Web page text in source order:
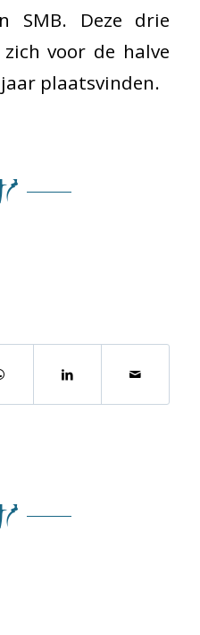
SMB. Deze drie
voor de halve
plaatsvinden.